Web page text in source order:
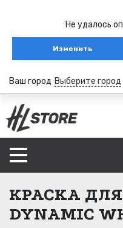
Не удалось
Изменить
Ваш город Выберите город
КРАСКА
DYNAMIC